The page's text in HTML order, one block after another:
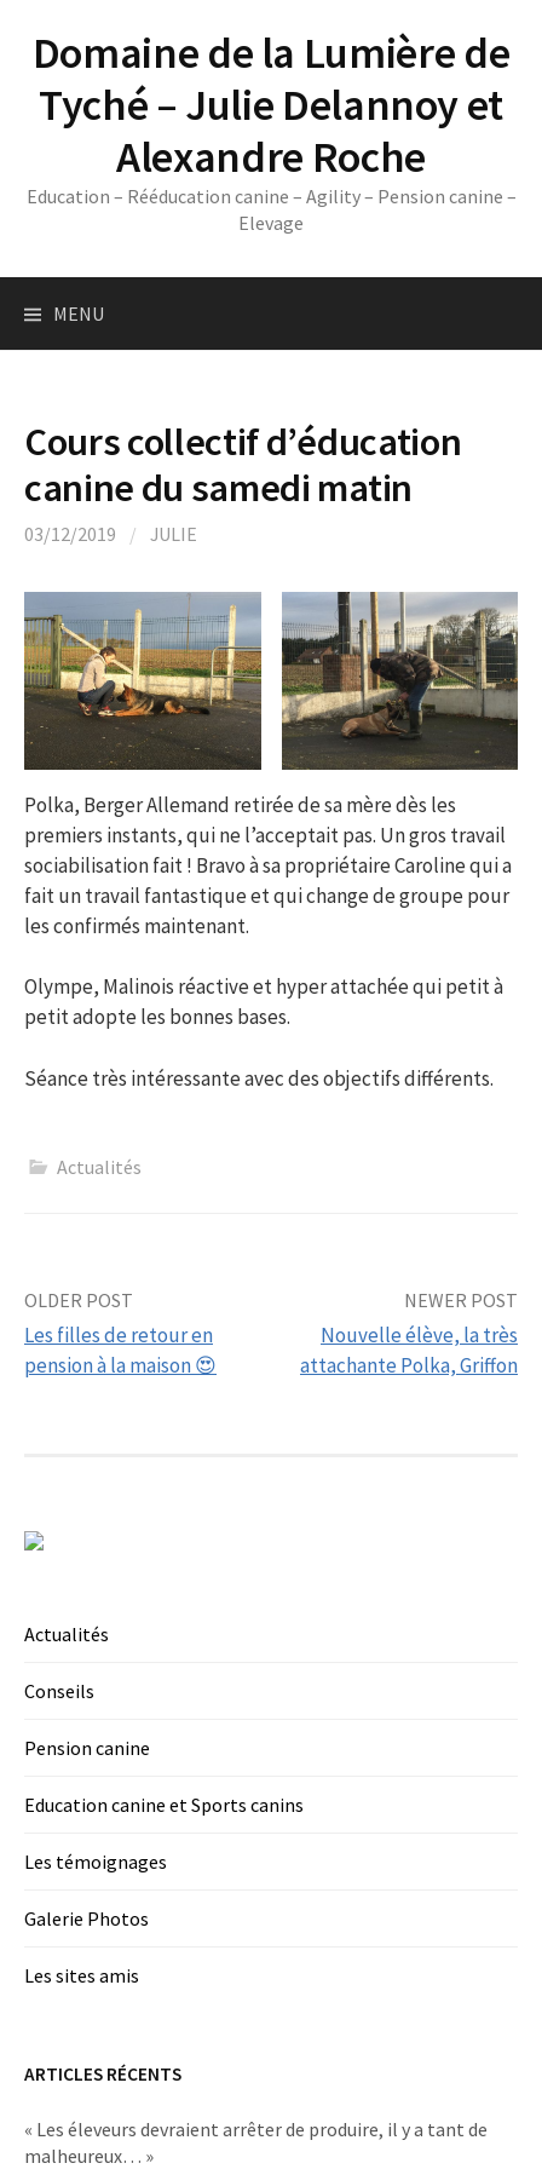
contentDomaine de la Lumière de
Tyché – Julie Delannoy et
Alexandre Roche
Education – Rééducation canine – Agility – Pension canine –
Elevage
MENU
Cours collectif d’éducation
canine du samedi matin
03/12/2019 / JULIE
Polka, Berger Allemand retirée de sa mère dès les
premiers instants, qui ne l’acceptait pas. Un gros travail
sociabilisation fait ! Bravo à sa propriétaire Caroline qui a
fait un travail fantastique et qui change de groupe pour
les confirmés maintenant.
Olympe, Malinois réactive et hyper attachée qui petit à
petit adopte les bonnes bases.
Séance très intéressante avec des objectifs différents.
Actualités
Post
navigation
OLDER POST
Les filles de retour en
pension à la maison 😍
NEWER POST
Nouvelle élève, la très
attachante Polka, Griffon
Actualités
Conseils
Pension canine
Education canine et Sports canins
Les témoignages
Galerie Photos
Les sites amis
ARTICLES RÉCENTS
« Les éleveurs devraient arrêter de produire, il y a tant de
malheureux… »